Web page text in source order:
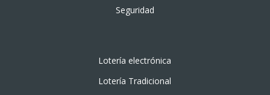
Seguridad
Lotería electrónica
Lotería Tradicional